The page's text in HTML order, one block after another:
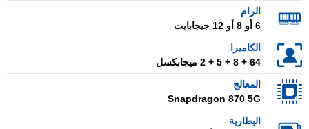
الرام
6 أو 8 أو 12 جيجابايت
الكاميرا
64 + 8 + 5 + 2 ميجابكسل
المعالج
Snapdragon 870 5G
البطارية